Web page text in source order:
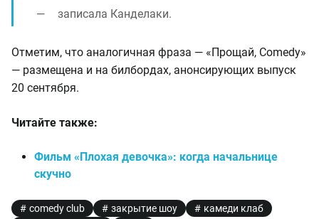
записала Канделаки.
Отметим, что аналогичная фраза — «Прощай, Comedy»
— размещена и на билбордах, анонсирующих выпуск
20 сентября.
Читайте также:
Фильм «Плохая девочка»: когда начальнице
скучно
comedy club закрытие шоу
камеди клаб